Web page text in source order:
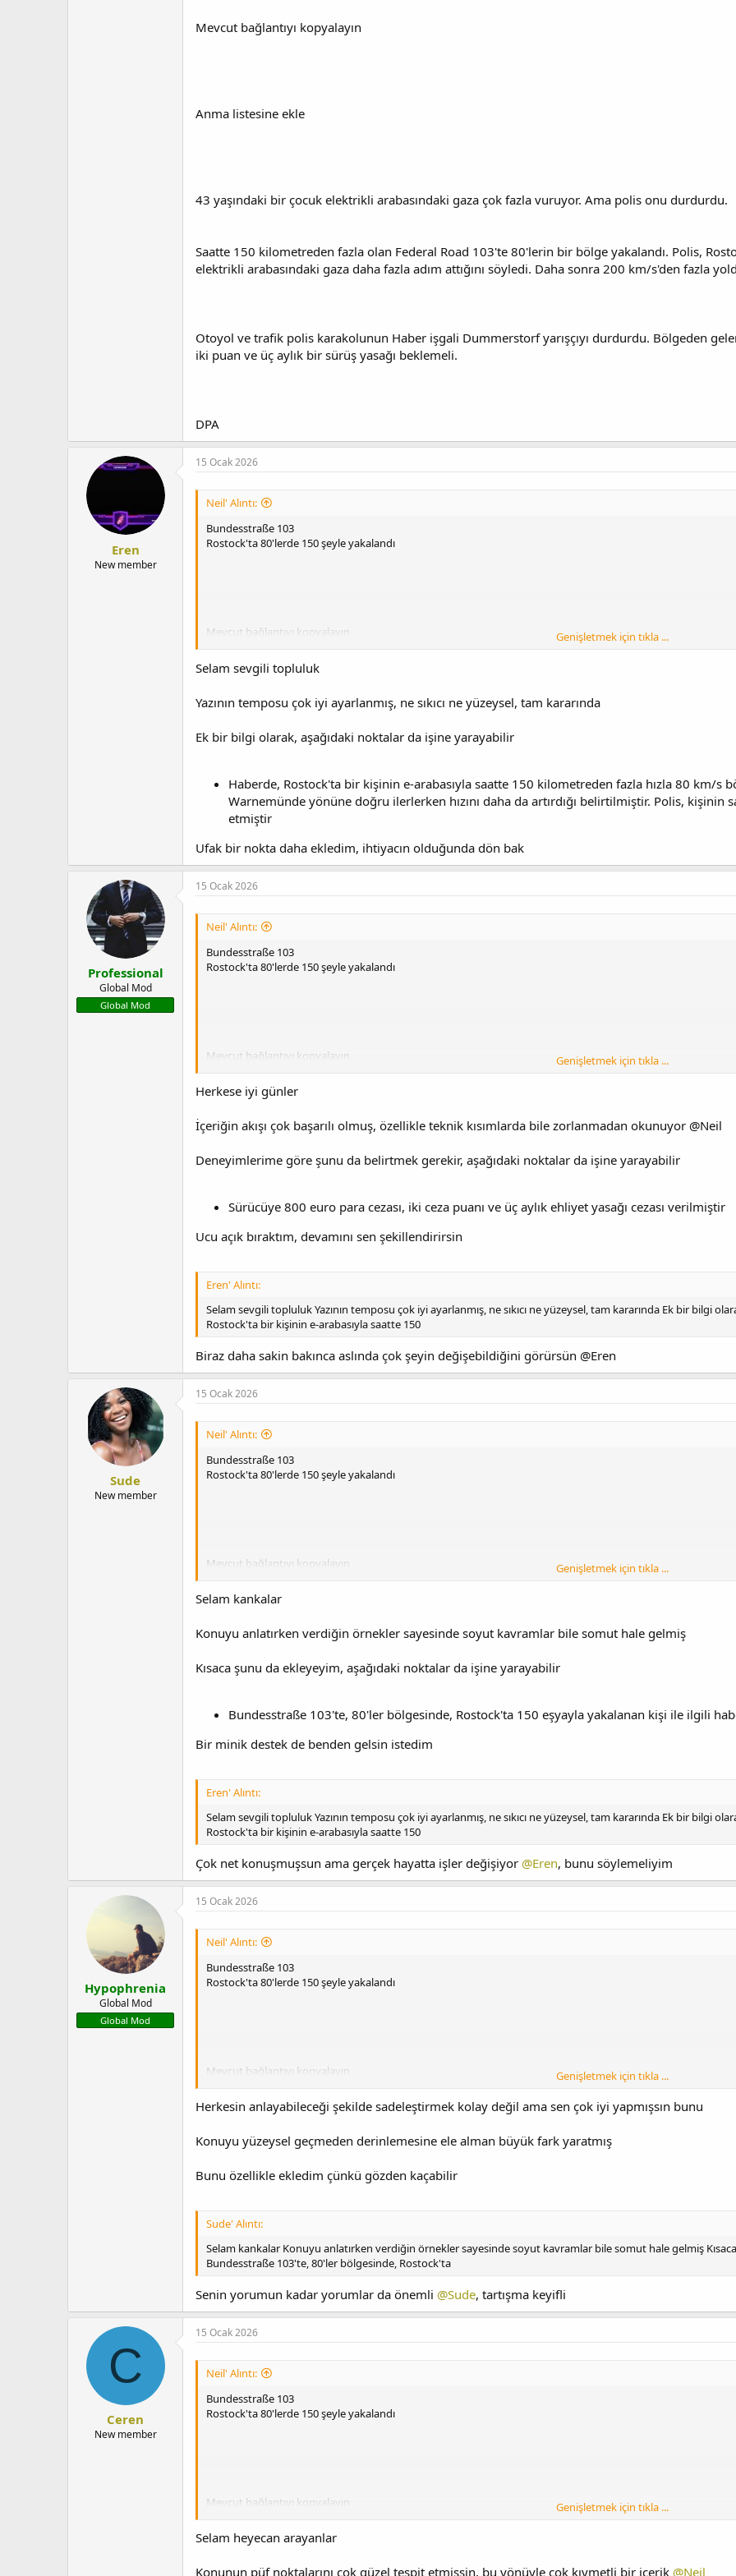
Mevcut bağlantıyı kopyalayın
Anma listesine ekle
43 yaşındaki bir çocuk elektrikli arabasındaki gaza çok fazla vuruyor. Ama polis onu durdurdu.
Saatte 150 kilometreden fazla olan Federal Road 103'te 80'lerin bir bölge yakalandı. Polis,
elektrikli arabasındaki gaza daha fazla adım attığını söyledi. Daha sonra 200 km/s'den fazla
Otoyol ve trafik polis karakolunun Haber işgali Dummerstorf yarışçıyı durdurdu. Bölgeden
iki puan ve üç aylık bir sürüş yasağı beklemeli.
DPA
Eren
New member
15 Ocak 2026
Neil' Alıntı:
Bundesstraße 103
Rostock'ta 80'lerde 150 şeyle yakalandı
Mevcut bağlantıyı kopyalayın
Anma listesine ekle
43 yaşındaki bir çocuk elektrikli
Genişletmek için tıkla ...
Selam sevgili topluluk
Yazının temposu çok iyi ayarlanmış, ne sıkıcı ne yüzeysel, tam kararında
Ek bir bilgi olarak, aşağıdaki noktalar da işine yarayabilir
Haberde, Rostock'ta bir kişinin e-arabasıyla saatte 150 kilometreden fazla hızla 80 km/s
Warnemünde yönüne doğru ilerlerken hızını daha da artırdığı belirtilmiştir. Polis,
etmiştir
Ufak bir nokta daha ekledim, ihtiyacın olduğunda dön bak
Professional
Global Mod
Global Mod
15 Ocak 2026
Neil' Alıntı:
Bundesstraße 103
Rostock'ta 80'lerde 150 şeyle yakalandı
Mevcut bağlantıyı kopyalayın
Anma listesine ekle
43 yaşındaki bir çocuk elektrikli
Genişletmek için tıkla ...
Herkese iyi günler
İçeriğin akışı çok başarılı olmuş, özellikle teknik kısımlarda bile zorlanmadan okunuyor @Neil
Deneyimlerime göre şunu da belirtmek gerekir, aşağıdaki noktalar da işine yarayabilir
Sürücüye 800 euro para cezası, iki ceza puanı ve üç aylık ehliyet yasağı cezası verilmiştir
Ucu açık bıraktım, devamını sen şekillendirirsin
Eren' Alıntı:
Selam sevgili topluluk Yazının temposu çok iyi ayarlanmış, ne sıkıcı ne yüzeysel, tam kararında Ek bir bilgi
Rostock'ta bir kişinin e-arabasıyla saatte 150
Biraz daha sakin bakınca aslında çok şeyin değişebildiğini görürsün @Eren
Sude
New member
15 Ocak 2026
Neil' Alıntı:
Bundesstraße 103
Rostock'ta 80'lerde 150 şeyle yakalandı
Mevcut bağlantıyı kopyalayın
Anma listesine ekle
43 yaşındaki bir çocuk elektrikli
Genişletmek için tıkla ...
Selam kankalar
Konuyu anlatırken verdiğin örnekler sayesinde soyut kavramlar bile somut hale gelmiş
Kısaca şunu da ekleyeyim, aşağıdaki noktalar da işine yarayabilir
Bundesstraße 103'te, 80'ler bölgesinde, Rostock'ta 150 eşyayla yakalanan kişi ile ilgili
Bir minik destek de benden gelsin istedim
Eren' Alıntı:
Selam sevgili topluluk Yazının temposu çok iyi ayarlanmış, ne sıkıcı ne yüzeysel, tam kararında Ek bir bilgi
Rostock'ta bir kişinin e-arabasıyla saatte 150
Çok net konuşmuşsun ama gerçek hayatta işler değişiyor @Eren, bunu söylemeliyim
Hypophrenia
Global Mod
Global Mod
15 Ocak 2026
Neil' Alıntı:
Bundesstraße 103
Rostock'ta 80'lerde 150 şeyle yakalandı
Mevcut bağlantıyı kopyalayın
Anma listesine ekle
43 yaşındaki bir çocuk elektrikli
Genişletmek için tıkla ...
Herkesin anlayabileceği şekilde sadeleştirmek kolay değil ama sen çok iyi yapmışsın bunu
Konuyu yüzeysel geçmeden derinlemesine ele alman büyük fark yaratmış
Bunu özellikle ekledim çünkü gözden kaçabilir
Sude' Alıntı:
Selam kankalar Konuyu anlatırken verdiğin örnekler sayesinde soyut kavramlar bile somut hale gelmiş
Bundesstraße 103'te, 80'ler bölgesinde, Rostock'ta
Senin yorumun kadar yorumlar da önemli @Sude, tartışma keyifli
C
Ceren
New member
15 Ocak 2026
Neil' Alıntı:
Bundesstraße 103
Rostock'ta 80'lerde 150 şeyle yakalandı
Mevcut bağlantıyı kopyalayın Genişletmek için tıkla ...
Selam heyecan arayanlar
Konunun püf noktalarını çok güzel tespit etmişsin, bu yönüyle çok kıymetli bir içerik @Neil